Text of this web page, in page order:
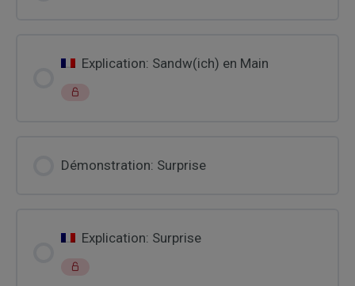
Explication: Sandw(ich) en Main
Démonstration: Surprise
Explication: Surprise